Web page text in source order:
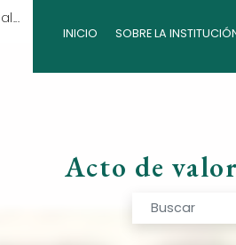
INICIO SOBRE LA
Acto de